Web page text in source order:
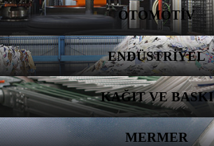
OTOMOTİV
ENDÜSTRİYEL
KAĞIT VE BASKI
MERMER